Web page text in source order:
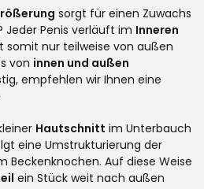
sorgt für einen Zuwachs
Jeder Penis verläuft im Inneren
somit nur teilweise von außen
von innen und außen
empfehlen wir Ihnen eine
Hautschnitt im Unterbauch
eine Umstrukturierung der
Beckenknochen. Auf diese Weise
ein Stück weit nach außen